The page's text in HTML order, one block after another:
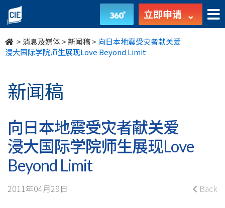
向
日
本
震
受
灾
者
献
立即申请
>消息及媒体 >新闻稿> 向日本地震受灾者献关爱
浸大国际学院师生展现Love Beyond Limit
新闻稿
向日本地震受灾者献关爱
浸大国际学院师生展现Love
Beyond Limit
2011年04月29日 Back